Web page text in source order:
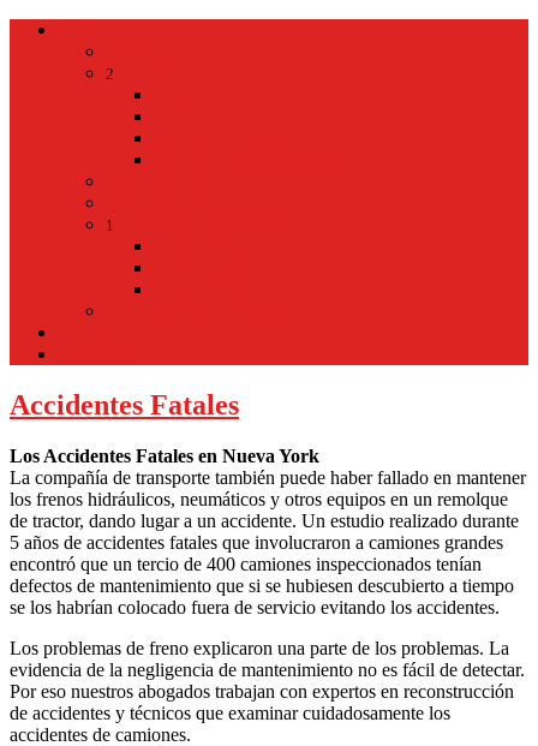
2
1
Accidentes Fatales
Los Accidentes Fatales en Nueva York
La compañía de transporte también puede haber fallado en mantener
los frenos hidráulicos, neumáticos y otros equipos en un remolque
de tractor, dando lugar a un accidente. Un estudio realizado durante
5 años de accidentes fatales que involucraron a camiones grandes
encontró que un tercio de 400 camiones inspeccionados tenían
defectos de mantenimiento que si se hubiesen descubierto a tiempo
se los habrían colocado fuera de servicio evitando los accidentes.
Los problemas de freno explicaron una parte de los problemas. La
evidencia de la negligencia de mantenimiento no es fácil de detectar.
Por eso nuestros abogados trabajan con expertos en reconstrucción
de accidentes y técnicos que examinar cuidadosamente los
accidentes de camiones.